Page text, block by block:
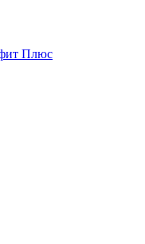
Плюс